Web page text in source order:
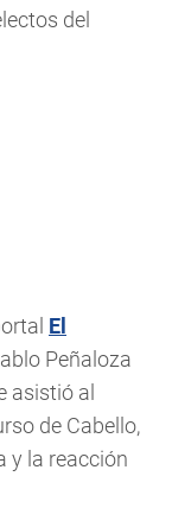
del
El
Peñaloza
asistió al
de Cabello,
y la reacción